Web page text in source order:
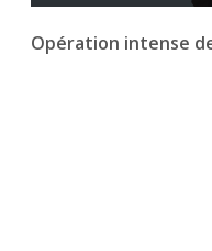
Opération intense